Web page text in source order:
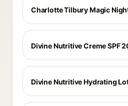
Charlotte Tilbury Magic
Divine Nutritive Creme SPF
Divine Nutritive Hydrating